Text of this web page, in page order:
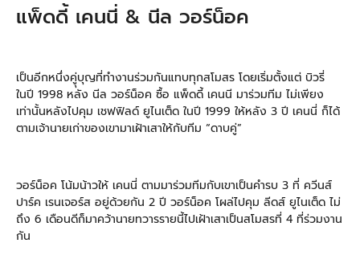
แพ็ดดี้ เคนนี่ & นีล วอร์น็อค
เป็นอีกหนึ่งคูุ่บุญที่ทำงานร่วมกันแทบทุกสโมสร โดยเริ่มตั้งแต่ บิวรี่
ในปี 1998 หลัง นีล วอร์น็อค ซื้อ แพ็ดดี้ เคนนี มาร่วมทีม ไม่เพียง
เท่านั้นหลังไปคุม เชฟฟิลด์ ยูไนเต็ด ในปี 1999 ให้หลัง 3 ปี เคนนี่ ก็ได้
ตามเจ้านายเก่าของเขามาเฝ้าเสาให้กับทีม “ดาบคู่”
วอร์น็อค โน้มน้าวให้ เคนนี่ ตามมาร่วมทีมกับเขาเป็นคำรบ 3 ที่ ควีนส์
ปาร์ค เรนเจอร์ส อยู่ด้วยกัน 2 ปี วอร์น็อค โผล่ไปคุม ลีดส์ ยูไนเต็ด ไม่
ถึง 6 เดือนดีก็มาคว้านายทวารรายนี้ไปเฝ้าเสาเป็นสโมสรที่ 4 ที่ร่วมงาน
กัน